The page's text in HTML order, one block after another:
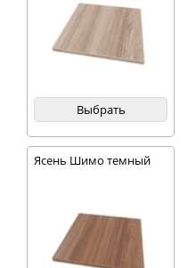
Выбрать
Ясень Шимо темный